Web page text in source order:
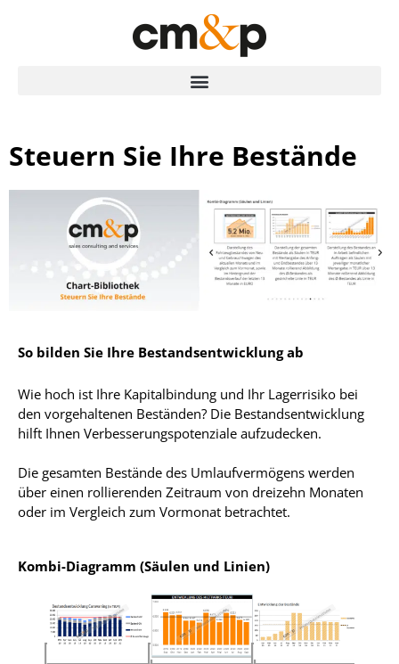
Steuern Sie Ihre Bestände
So bilden Sie Ihre Bestandsentwicklung ab
Wie hoch ist Ihre Kapitalbindung und Ihr Lagerrisiko bei
den vorgehaltenen Beständen? Die Bestandsentwicklung
hilft Ihnen Verbesserungspotenziale aufzudecken.
Die gesamten Bestände des Umlaufvermögens werden
über einen rollierenden Zeitraum von dreizehn Monaten
oder im Vergleich zum Vormonat betrachtet.
Kombi-Diagramm (Säulen und Linien)